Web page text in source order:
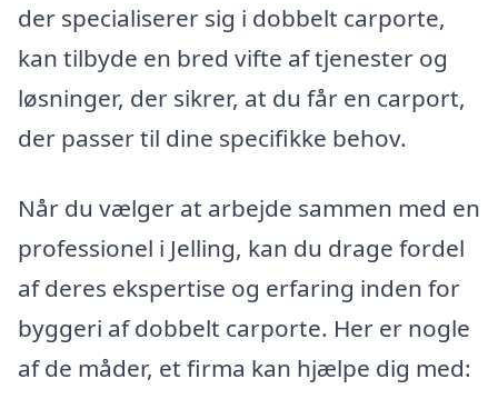
der specialiserer sig i dobbelt carporte,
kan tilbyde en bred vifte af tjenester og
løsninger, der sikrer, at du får en carport,
der passer til dine specifikke behov.
Når du vælger at arbejde sammen med en
professionel i Jelling, kan du drage fordel
af deres ekspertise og erfaring inden for
byggeri af dobbelt carporte. Her er nogle
af de måder, et firma kan hjælpe dig med: